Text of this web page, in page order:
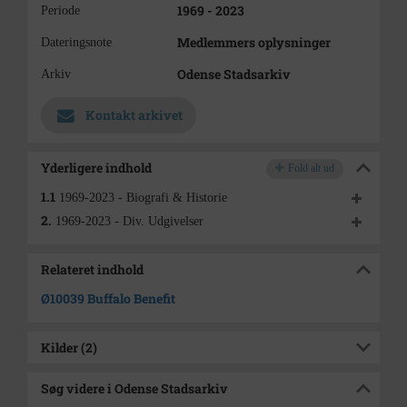
Periode 1969 - 2023
Dateringsnote Medlemmers oplysninger
Arkiv Odense Stadsarkiv
Kontakt arkivet
Yderligere indhold Fold alt ud
1.1 1969-2023 - Biografi & Historie
2. 1969-2023 - Div. Udgivelser
Relateret indhold
Ø10039 Buffalo Benefit
Kilder (2)
Søg videre i Odense Stadsarkiv